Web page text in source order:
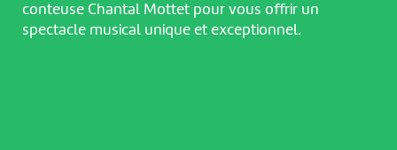
conteuse Chantal Mottet pour vous offrir un
spectacle musical unique et exceptionnel.